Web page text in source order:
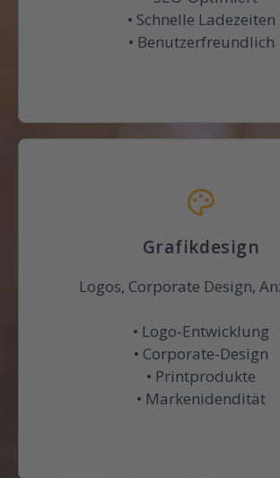
• Schnelle Ladezeiten
• Benutzerfreundlich
Grafikdesign
Logos, Corporate Design,
• Logo-Entwicklung
• Corporate-Design
• Printprodukte
• Markenidendität